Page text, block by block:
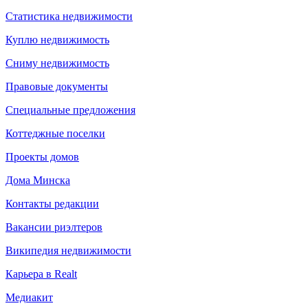
Статистика недвижимости
Куплю недвижимость
Сниму недвижимость
Правовые документы
Специальные предложения
Коттеджные поселки
Проекты домов
Дома Минска
Контакты редакции
Вакансии риэлтеров
Википедия недвижимости
Карьера в Realt
Медиакит